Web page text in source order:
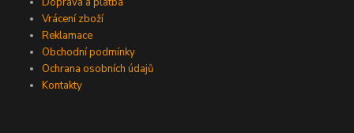
Vrácení zboží
Reklamace
Obchodní podmínky
Ochrana osobních údajů
Kontakty